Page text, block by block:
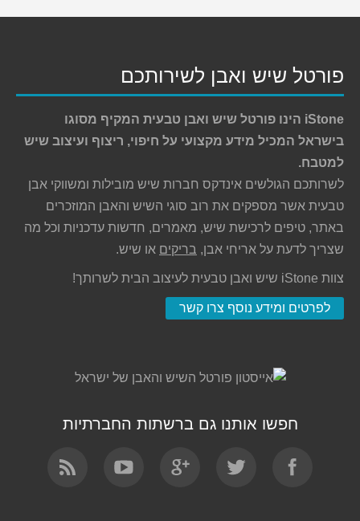
פורטל שיש ואבן לשירותכם
iStone הינו פורטל שיש ואבן טבעית המקיף מסוגו
בישראל המכיל מידע מקצועי על חיפוי, ריצוף ועיצוב שיש
למטבח.
לשרותכם הגולשים אינדקס חברות שיש מובילות ומשווקי אבן
טבעית אשר מספקים את רוב סוגי השיש והאבן המוזכרים
באתר, טיפים לרכישת שיש, מאמרים, חדשות עדכניות וכל מה
שצריך לדעת על אריחי אבן, בריקים או שיש.
צוות iStone שיש ואבן טבעית לעיצוב הבית לשרותך!
לפרטים ומידע נוסף צרו קשר
חפשו אותנו גם ברשתות החברתיות
Find us on: